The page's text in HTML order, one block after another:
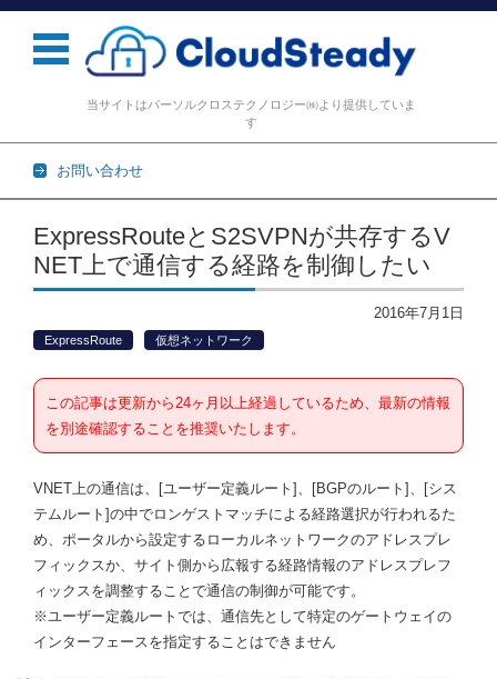
当サイトはパーソルクロステクノロジー㈱より提供していま
す
お問い合わせ
コンテンツに移動
ExpressRouteとS2SVPNが共存するV
NET上で通信する経路を制御したい
2016年7月1日
ExpressRoute 仮想ネットワーク
この記事は更新から24ヶ月以上経過しているため、最新の情報
を別途確認することを推奨いたします。
VNET上の通信は、[ユーザー定義ルート]、[BGPのルート]、[シス
テムルート]の中でロンゲストマッチによる経路選択が行われるた
め、ポータルから設定するローカルネットワークのアドレスプレ
フィックスか、サイト側から広報する経路情報のアドレスプレフ
ィックスを調整することで通信の制御が可能です。
※ユーザー定義ルートでは、通信先として特定のゲートウェイの
インターフェースを指定することはできません